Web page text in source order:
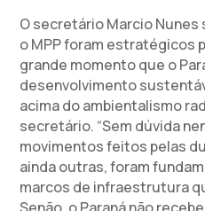
O secretário Marcio Nunes
o MPP foram estratégicos
grande momento que o
desenvolvimento
acima do ambientalismo
secretário. “Sem dúvida
movimentos feitos pelas
ainda outras, foram
marcos de infraestrutura